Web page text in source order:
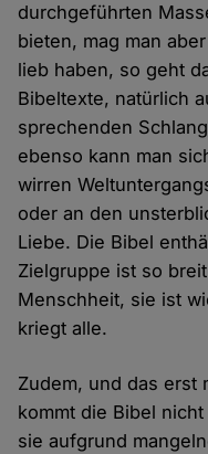
durchgeführten
bieten, mag man
lieb haben, so geht
Bibeltexte, natürlich
sprechenden
ebenso kann man
wirren
oder an den
Liebe. Die Bibel
Zielgruppe ist so
Menschheit, sie ist
kriegt alle.
Zudem, und das erst
kommt die Bibel
sie aufgrund